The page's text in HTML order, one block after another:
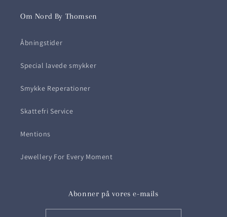
Om Nord By Thomsen
Åbningstider
Special lavede smykker
Smykke Reperationer
Skattefri Service
Mentions
Jewellery For Every Moment
Abonner på vores e-mails